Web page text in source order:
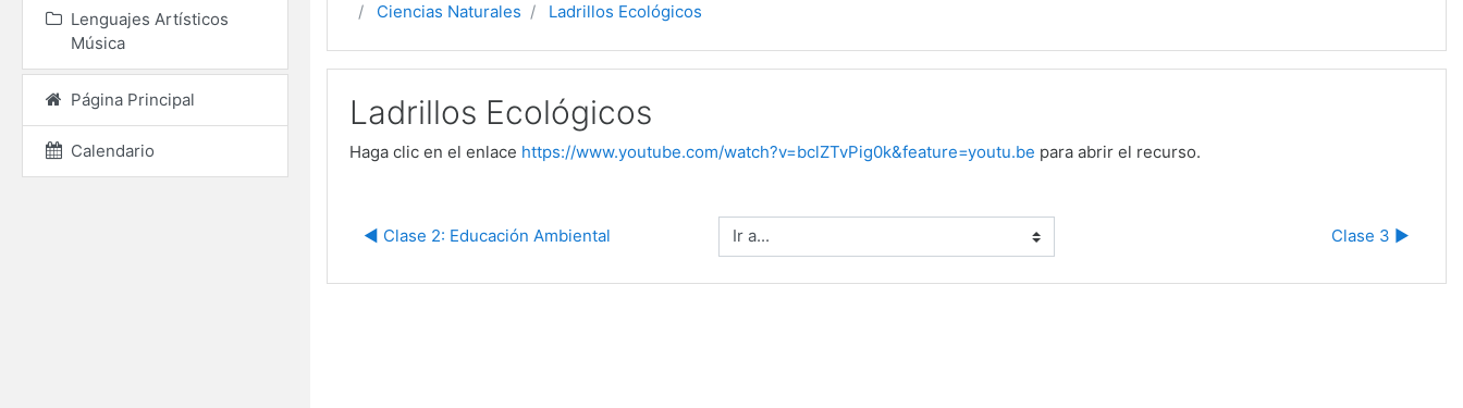
Ciencias Naturales
Ladrillos Ecológicos
Ladrillos Ecológicos
Haga clic en el enlace https://www.youtube.com/watch?v=bclZTvPig0k&feature=youtu.be para abrir el recurso.
◀︎ Clase 2: Educación Ambiental Ir a... Clase 3 ▶︎
Lenguajes Artísticos
Música
Página Principal
Calendario